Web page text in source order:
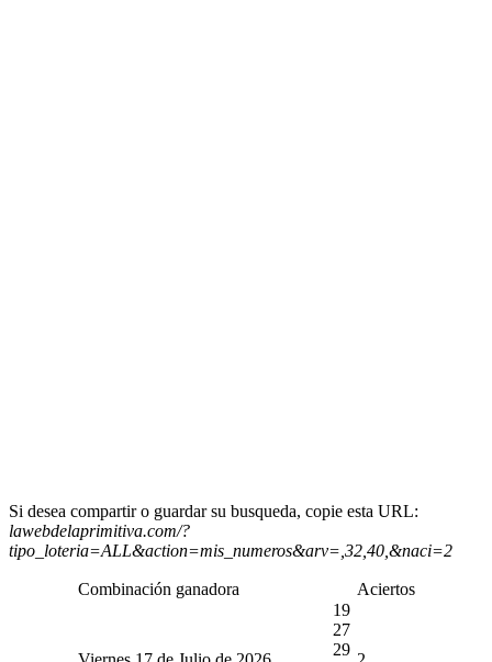
Si desea compartir o guardar su busqueda, copie esta URL:
lawebdelaprimitiva.com/?
tipo_loteria=ALL&action=mis_numeros&arv=,32,40,&naci=2
Combinación ganadora Aciertos
19
27
29